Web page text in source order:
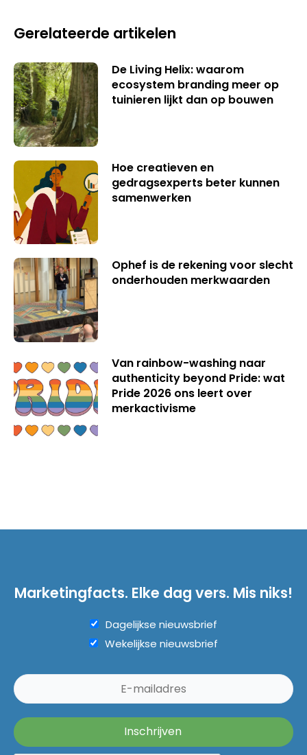
Gerelateerde artikelen
De Living Helix: waarom
ecosystem branding meer op
tuinieren lijkt dan op bouwen
Hoe creatieven en
gedragsexperts beter kunnen
samenwerken
Ophef is de rekening voor slecht
onderhouden merkwaarden
Van rainbow-washing naar
authenticity beyond Pride: wat
Pride 2026 ons leert over
merkactivisme
Marketingfacts. Elke dag vers. Mis niks!
Dagelijkse nieuwsbrief
Wekelijkse nieuwsbrief